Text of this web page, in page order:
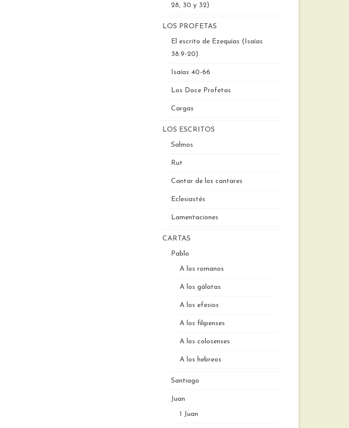
28, 30 y 32)
LOS PROFETAS
El escrito de Ezequías (Isaías
38:9-20)
Isaías 40-66
Los Doce Profetas
Cargas
LOS ESCRITOS
Salmos
Rut
Cantar de los cantares
Eclesiastés
Lamentaciones
CARTAS
Pablo
A los romanos
A los gálatas
A los efesios
A los filipenses
A los colosenses
A los hebreos
Santiago
Juan
1 Juan